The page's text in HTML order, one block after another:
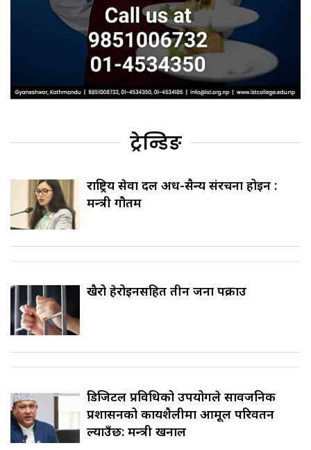
ट्रेन्डिङ
राष्ट्रिय सेवा दल अर्ध-सैन्य संरचना होइन :
मन्त्री गौतम
खैरो हेरोइनसहित तीन जना पक्राउ
डिजिटल प्रविधिको उपयोगले सार्वजनिक
प्रशासनको कार्यशैलीमा आमूल परिवर्तन
ल्याउँछ: मन्त्री खनाल